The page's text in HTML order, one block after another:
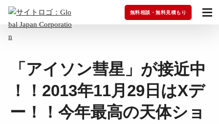
無料相談・無料見積もり
「アイソン彗星」が接近中
！！2013年11月29日はXデ
ー！！今年最高の天体ショ